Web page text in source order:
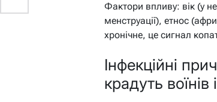
Фактори впливу: вік (у
менструації), етнос
хронічне, це сигнал
Інфекційні
крадуть воїнів